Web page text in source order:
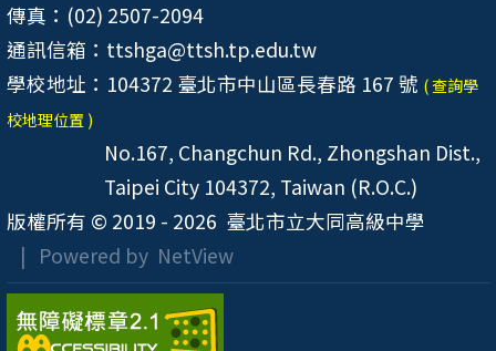
傳真：(02) 2507-2094
通訊信箱：ttshga@ttsh.tp.edu.tw
學校地址：104372 臺北市中山區長春路 167 號 ( 查詢學
校地理位置 )
No.167, Changchun Rd., Zhongshan Dist.,
Taipei City 104372, Taiwan (R.O.C.)
版權所有 © 2019 - 2026 臺北市立大同高級中學
| Powered by NetView